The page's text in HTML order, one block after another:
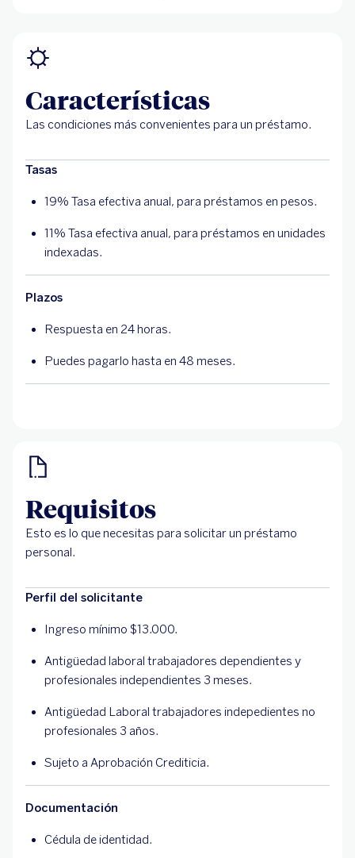
Características
Las condiciones más convenientes para un préstamo.
Tasas
19% Tasa efectiva anual, para préstamos en pesos.
11% Tasa efectiva anual, para préstamos en unidades
indexadas.
Plazos
Respuesta en 24 horas.
Puedes pagarlo hasta en 48 meses.
Requisitos
Esto es lo que necesitas para solicitar un préstamo
personal.
Perfil del solicitante
Ingreso mínimo $13.000.
Antigüedad laboral trabajadores dependientes y
profesionales independientes 3 meses.
Antigüedad Laboral trabajadores indepedientes no
profesionales 3 años.
Sujeto a Aprobación Crediticia.
Documentación
Cédula de identidad.